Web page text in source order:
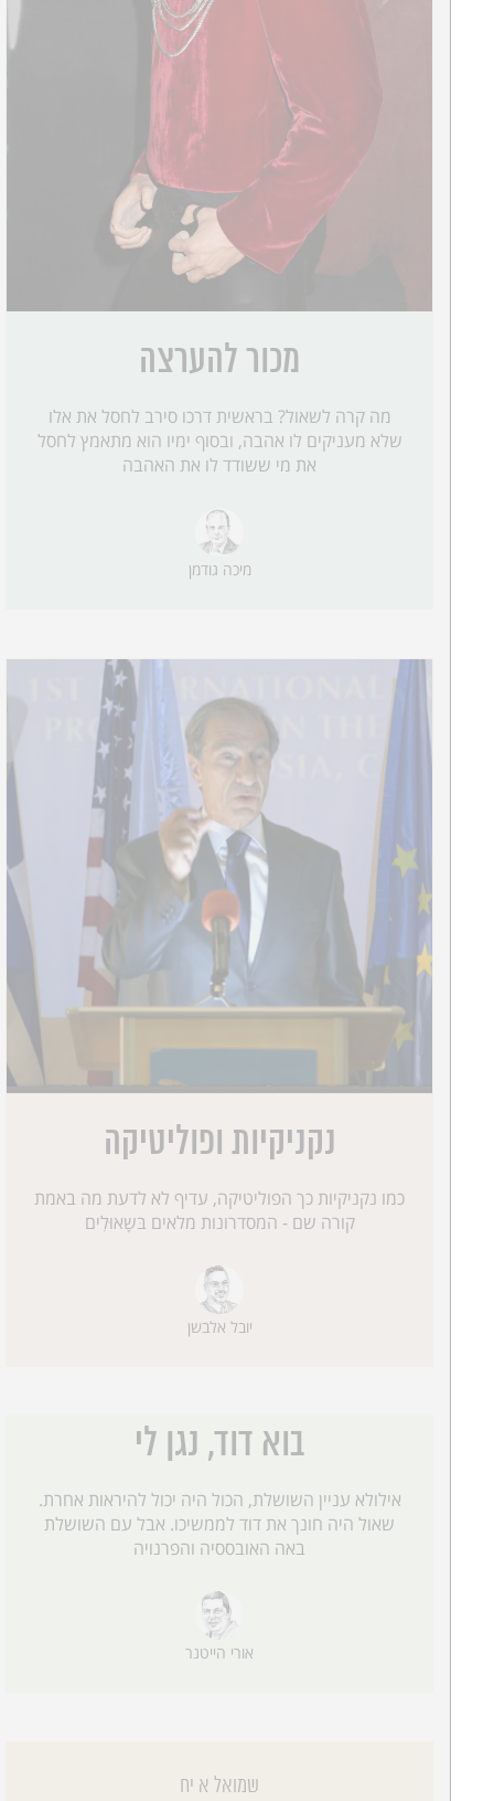
מכור להערצה
מה קרה לשאול? בראשית דרכו סירב לחסל את אלו
שלא מעניקים לו אהבה, ובסוף ימיו הוא מתאמץ לחסל
את מי ששודד לו את האהבה
מיכה גודמן
נקניקיות ופוליטיקה
כמו נקניקיות כך הפוליטיקה, עדיף לא לדעת מה באמת
קורה שם - המסדרונות מלאים בּשָאוּלִים
יובל אלבשן
בוא דוד, נגן לי
אילולא עניין השושלת, הכול היה יכול להיראות אחרת.
שאול היה חונך את דוד לממשיכו. אבל עם השושלת
באה האובססיה והפרנויה
אורי הייטנר
שמואל א יח